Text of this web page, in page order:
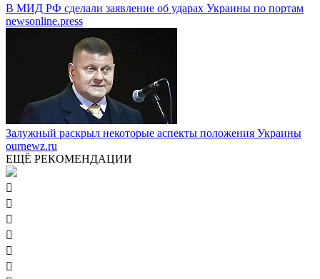
В МИД РФ сделали заявление об ударах Украины по портам
newsonline.press
Залужный раскрыл некоторые аспекты положения Украины
ournewz.ru
ЕЩЁ РЕКОМЕНДАЦИИ





